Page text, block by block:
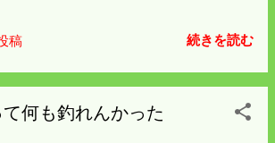
ちゃんです。 雪が一日舞ったが積雪は
りや観光を計画してみよう。
津和野は久しぶりだったが観光すると
は車で通り過ぎて 上流側にある道の駅
があったような感じだったが 温泉やグ
稿 続きを読む
何も釣れんかった